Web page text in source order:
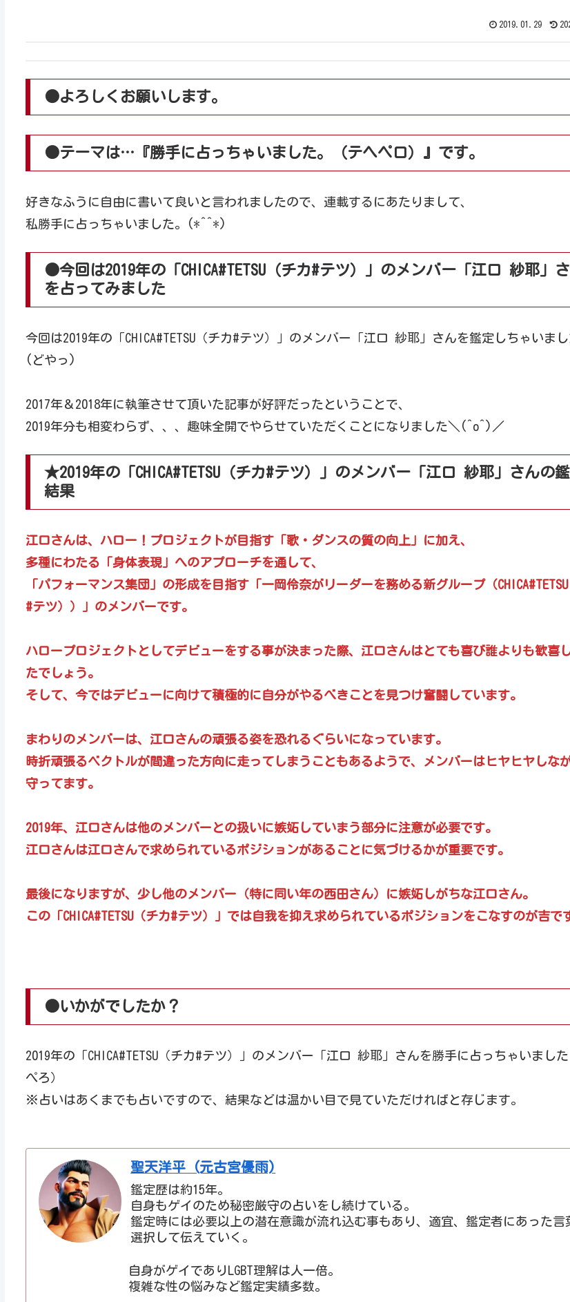
2019.01.29
●よろしくお願いします。
●テーマは…『勝手に占っちゃいました。（テヘペロ）』です。
好きなふうに自由に書いて良いと言われましたので、連載するにあたりまして、
私勝手に占っちゃいました。(*^^*)
●今回は2019年の「CHICA#TETSU（チカ#テツ）」のメンバー「江口 紗耶」
を占ってみました
今回は2019年の「CHICA#TETSU（チカ#テツ）」のメンバー「江口 紗耶」さんを鑑定しちゃいま
(どやっ)
2017年＆2018年に執筆させて頂いた記事が好評だったということで、
2019年分も相変わらず、、、趣味全開でやらせていただくことになりました＼(^o^)／
★2019年の「CHICA#TETSU（チカ#テツ）」のメンバー「江口 紗耶」さんの
結果
江口さんは、ハロー！プロジェクトが目指す「歌・ダンスの質の向上」に加え、
多種にわたる「身体表現」へのアプローチを通して、
「パフォーマンス集団」の形成を目指す「一岡伶奈がリーダーを務める新グループ（
#テツ））」のメンバーです。
ハロープロジェクトとしてデビューをする事が決まった際、江口さんはとても喜び誰よりも歓喜
たでしょう。
そして、今ではデビューに向けて積極的に自分がやるべきことを見つけ奮闘しています。
まわりのメンバーは、江口さんの頑張る姿を恐れるぐらいになっています。
時折頑張るベクトルが間違った方向に走ってしまうこともあるようで、メンバーはヒヤヒヤしな
守ってます。
2019年、江口さんは他のメンバーとの扱いに嫉妬していまう部分に注意が必要です。
江口さんは江口さんで求められているポジションがあることに気づけるかが重要です。
最後になりますが、少し他のメンバー（特に同い年の西田さん）に嫉妬しがちな江口さん。
この「CHICA#TETSU（チカ#テツ）」では自我を抑え求められているポジションをこなすのが吉で
●いかがでしたか？
2019年の「CHICA#TETSU（チカ#テツ）」のメンバー「江口 紗耶」さんを勝手に占っちゃいまし
ぺろ）
※占いはあくまでも占いですので、結果などは温かい目で見ていただければと存じます。
聖天洋平 (元古宮優雨)
鑑定歴は約15年。
自身もゲイのため秘密厳守の占いをし続けている。
鑑定時には必要以上の潜在意識が流れ込む事もあり、適宜、鑑定者にあった言
選択して伝えていく。
自身がゲイでありLGBT理解は人一倍。
複雑な性の悩みなど鑑定実績多数。